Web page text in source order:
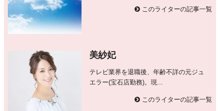
このライターの記事一覧
美紗妃
テレビ業界を退職後、年齢不詳の元ジュ
エラー(宝石店勤務)。現...
このライターの記事一覧